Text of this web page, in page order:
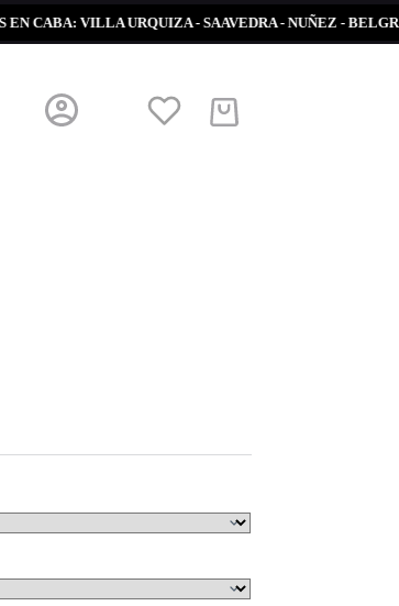
VILLA URQUIZA - SAAVEDRA - NUÑEZ - BELGRANO -
Carro